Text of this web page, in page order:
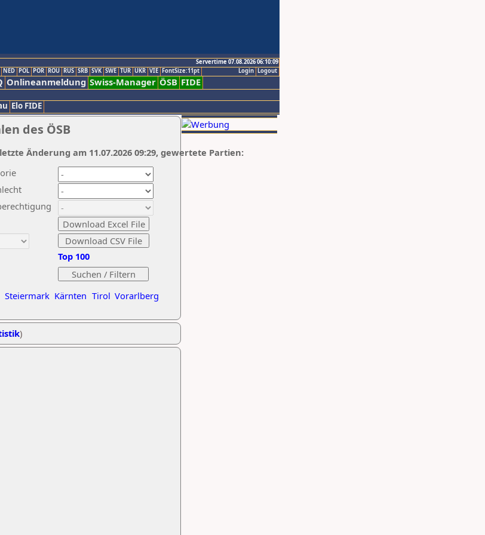
Servertime 07.08.2026 06:10:09
Logout
Login
NED POL POR ROU RUS SRB SVK SWE TUR UKR VIE FontSize:11pt
Onlineanmeldung Swiss-Manager ÖSB FIDE
Elo FIDE
des ÖSB
Steiermark Kärnten Tirol Vorarlberg
Top 100
Änderung am 11.07.2026 09:29, gewertete Partien:
)